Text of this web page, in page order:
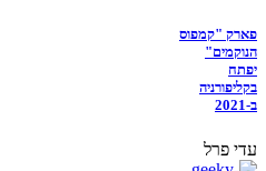
פארק "קמפוס
הנוקמים"
יפתח
בקליפורניה
ב-2021
עדי פרל